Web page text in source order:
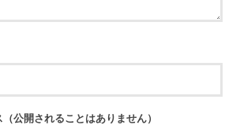
公開されることはありません）